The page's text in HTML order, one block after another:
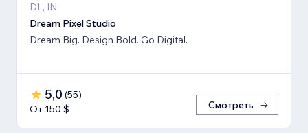
DL, IN
Dream Pixel Studio
Dream Big. Design Bold. Go Digital.
5,0 (55)
От 150 $
Смотреть